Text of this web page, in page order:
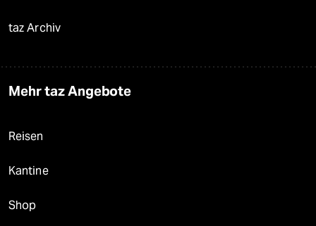
taz Archiv
Mehr taz Angebote
Reisen
Kantine
Shop